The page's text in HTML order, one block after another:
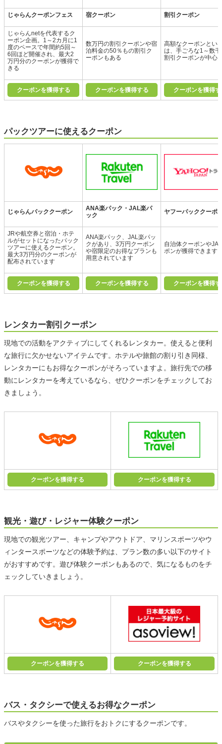
じゃらんクーポンフェス 宿クーポン 割引クーポン
じゃらんnetを代表するク
ーポン企画。1～2カ月に1
度のペースで年間約5回～
6回ほど開催され、最大2
万円分のクーポンが獲得で
きる
数万円の割引クーポンや宿
泊料金の50％もの割引ク
ーポンもある
高額なクーポンとい
は、手ごろな1～数
割引クーポンが中心
クーポンを獲得する クーポンを獲得する クーポンを獲得す
パックツアーに使えるクーポン
じゃらんパッククーポン
ANA楽パック・JAL楽パ
ック
ヤフーパッククーポ
JRや航空券と宿泊・ホテ
ルがセットになったパック
ツアーに使えるクーポン。
最大3万円分のクーポンが
配布されています
ANA楽パック、JAL楽パッ
クがあり、3万円クーポン
や宿限定のお得なプランも
用意されています
自治体クーポンや
ポンが獲得できます
クーポンを獲得する クーポンを獲得する クーポンを獲得す
レンタカー割引クーポン
現地での活動をアクティブにしてくれるレンタカー。使えると便利
な旅行に欠かせないアイテムです。ホテルや旅館の割り引き同様、
レンタカーにもお得なクーポンがそろっていますよ。旅行先での移
動にレンタカーを考えているなら、ぜひクーポンをチェックしてお
きましょう。
クーポンを獲得する クーポンを獲得する
観光・遊び・レジャー体験クーポン
現地での観光ツアー、キャンプやアウトドア、マリンスポーツやウ
ィンタースポーツなどの体験予約は、プラン数の多い以下のサイト
がおすすめです。遊び体験クーポンもあるので、気になるものをチ
ェックしていきましょう。
クーポンを獲得する クーポンを獲得する
バス・タクシーで使えるお得なクーポン
バスやタクシーを使った旅行をおトクにするクーポンです。